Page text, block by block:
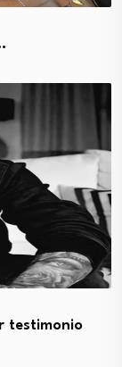
testimonio